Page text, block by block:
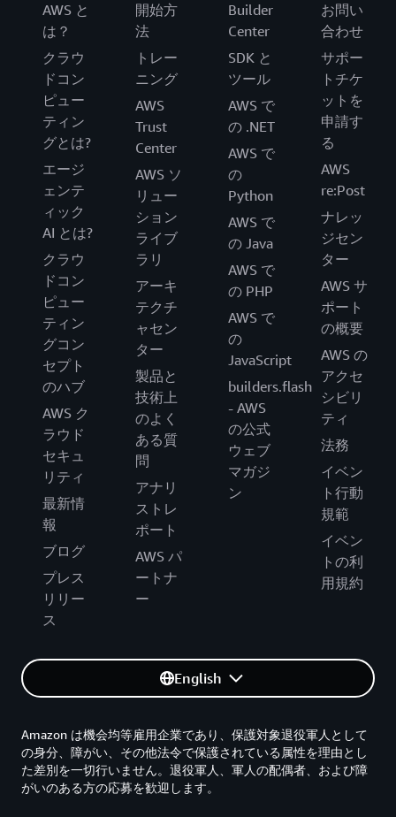
AWS と
は？
クラウ
ドコン
ピュー
ティン
グとは?
エージ
ェンテ
ィック
AI とは?
クラウ
ドコン
ピュー
ティン
グコン
セプト
のハブ
AWS ク
ラウド
セキュ
リティ
最新情
報
ブログ
プレス
リリー
ス
開始方
法
トレー
ニング
AWS
Trust
Center
AWS ソ
リュー
ション
ライブ
ラリ
アーキ
テクチ
ャセン
ター
製品と
技術上
のよく
ある質
問
アナリ
ストレ
ポート
AWS パ
ートナ
ー
Builder
Center
SDK と
ツール
AWS で
の .NET
AWS で
の
Python
AWS で
の Java
AWS で
の PHP
AWS で
の
JavaScript
builders.flash
- AWS
の公式
ウェブ
マガジ
ン
お問い
合わせ
サポー
トチケ
ットを
申請す
る
AWS
re:Post
ナレッ
ジセン
ター
AWS サ
ポート
の概要
AWS の
アクセ
シビリ
ティ
法務
イベン
ト行動
規範
イベン
トの利
用規約
English
Amazon は機会均等雇用企業であり、保護対象退役軍人として
の身分、障がい、その他法令で保護されている属性を理由とし
た差別を一切行いません。退役軍人、軍人の配偶者、および障
がいのある方の応募を歓迎します。